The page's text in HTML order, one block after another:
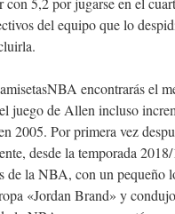
del equipo que lo
encontrarás el
juego de Allen incluso
2005. Por primera vez
desde la temporada
de la NBA, con un pequeño
«Jordan Brand» y